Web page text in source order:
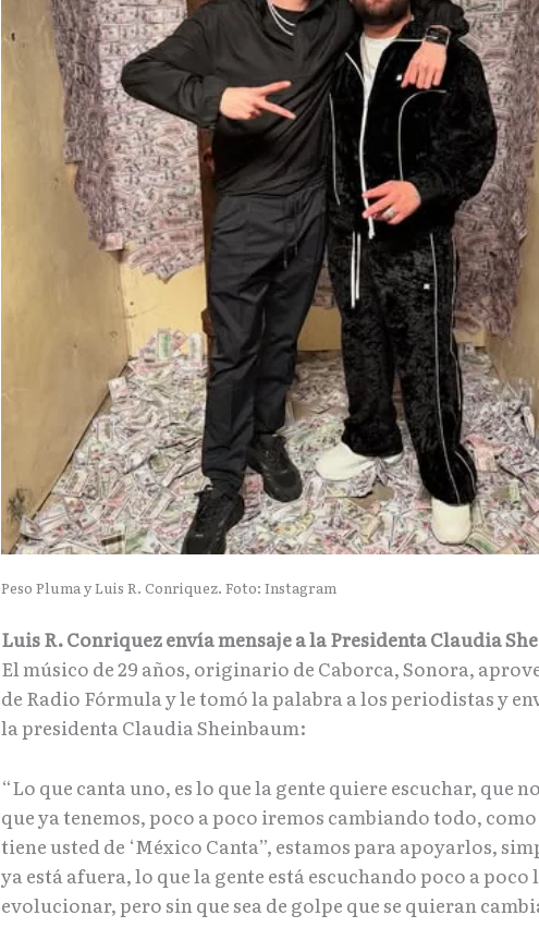
Peso Pluma y Luis R. Conriquez. Foto: Instagram
Luis R. Conriquez envía mensaje a la Presidenta Claudia
El músico de 29 años, originario de Caborca, Sonora,
de Radio Fórmula y le tomó la palabra a los periodistas y
la presidenta Claudia Sheinbaum:
“Lo que canta uno, es lo que la gente quiere escuchar, que
que ya tenemos, poco a poco iremos cambiando todo,
tiene usted de ‘México Canta”, estamos para apoyarlos,
ya está afuera, lo que la gente está escuchando poco a poco
evolucionar, pero sin que sea de golpe que se quieran